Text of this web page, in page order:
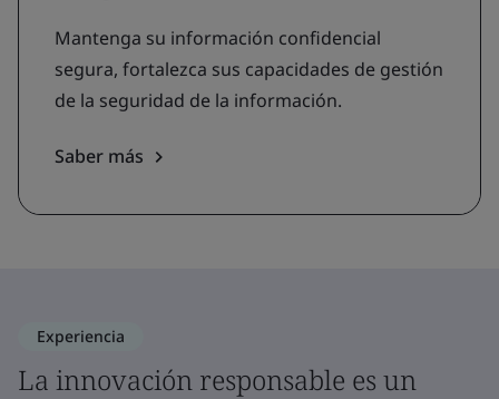
Mantenga su información confidencial
segura, fortalezca sus capacidades de gestión
de la seguridad de la información.
Saber más
Experiencia
La innovación responsable es un